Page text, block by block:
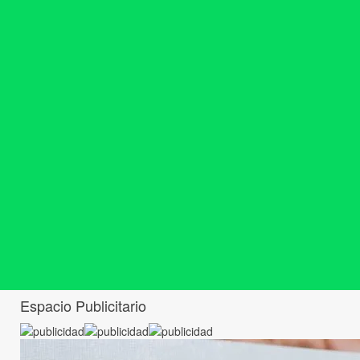
Espacio Publicitario